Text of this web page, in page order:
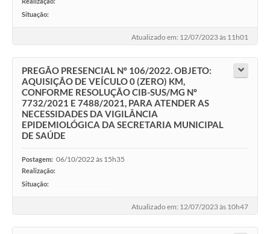
Situação:
Atualizado em: 12/07/2023 às 11h01
PREGÃO PRESENCIAL Nº 106/2022. OBJETO:
AQUISIÇÃO DE VEÍCULO 0 (ZERO) KM,
CONFORME RESOLUÇÃO CIB-SUS/MG Nº
7732/2021 E 7488/2021, PARA ATENDER AS
NECESSIDADES DA VIGILÂNCIA
EPIDEMIOLÓGICA DA SECRETARIA MUNICIPAL
DE SAÚDE
Postagem: 06/10/2022 às 15h35
Realização:
Situação:
Atualizado em: 12/07/2023 às 10h47